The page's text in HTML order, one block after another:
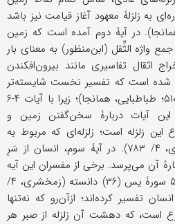
به زلزلۀ معهود آغاز قیامت نیز باشد
رازی، همانجا). در آیۀ دوم آمده است که زمین
واژه الثِّقل (ابن‌منظور) به معنای بار
اثقال تفاسیری مانند بیرون‌افکندن
شده است که تفسیر نخست شایسته‌تر
به نظر می‌رسد (ابن‌عطیه، ۵/ ۵۱۰؛ طباطبایی، همانجا)؛ زیرا با آیات ۴-۶
آیات دربارۀ سخن‌گفتن زمین و
زلزله است؛ زلزله‌ای که مربوط به
نفخۀ دوم صور است (زمخشری، ۴/ ۷۸۳). در آیۀ سوم، انسان از سَرِ
آن می‌پرسد. برخی از مفسران این آیه
را مختص کفار، و مشابه آیۀ ۵۲ سورۀ یس (۳۶) دانسته (زمخشری، ۴/
تفسیر کرده‌اند؛ از‌آن‌رو که نه‌تنها
است، که دهشت آن زلزله از صبر هر